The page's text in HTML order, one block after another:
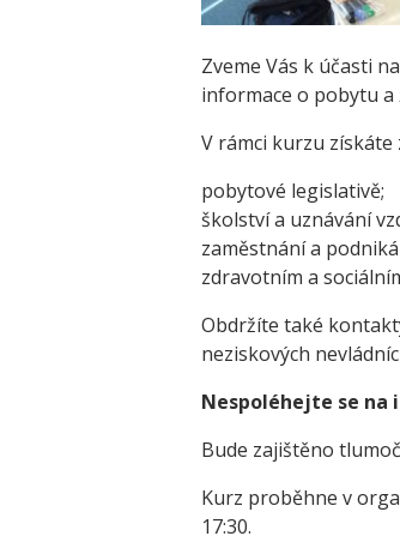
Zveme Vás k účasti
informace o pobytu a
V rámci kurzu
pobytové legislativě;
školství a uznávání
zaměstnání a
zdravotním a
Obdržíte také
neziskových
Nespoléhejte se na
Bude zajištěno
Kurz proběhne v
17:30.